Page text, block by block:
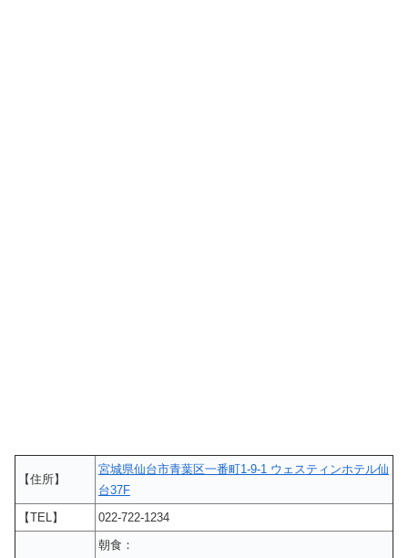
【住所】
宮城県仙台市青葉区一番町1-9-1 ウェスティンホテル仙
台37F
【TEL】
022-722-1234
朝食：